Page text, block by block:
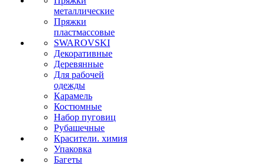
металлические
Пряжки
пластмассовые
SWAROVSKI
Декоративные
Деревянные
Для рабочей
одежды
Карамель
Костюмные
Набор пуговиц
Рубашечные
Красители. химия
Упаковка
Багеты